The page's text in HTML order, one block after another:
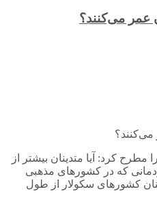
عمر می‌کنند؟
می‌کنند؟
کرد: آیا متدینان بیشتر از
که در کشورهای مذهبی
کشورهای سکولار از طول